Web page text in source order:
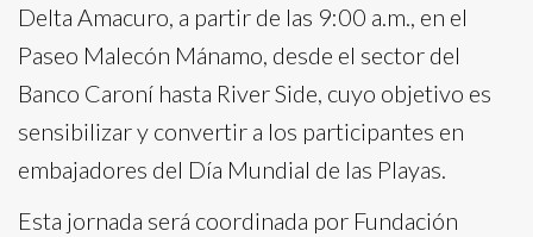
Delta Amacuro, a partir de las 9:00 a.m., en el
Paseo Malecón Mánamo, desde el sector del
Banco Caroní hasta River Side, cuyo objetivo es
sensibilizar y convertir a los participantes en
embajadores del Día Mundial de las Playas.
Esta jornada será coordinada por Fundación